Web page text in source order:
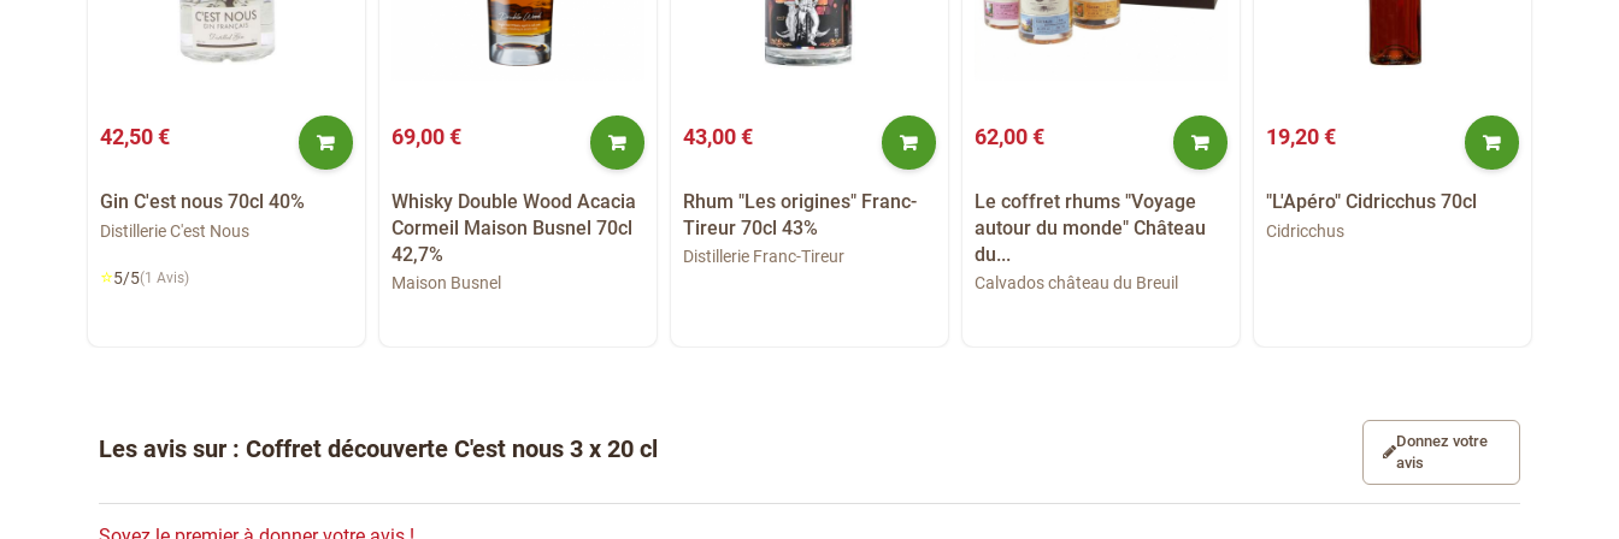
42,50 €
Gin C'est nous 70cl 40%
Distillerie C'est Nous
⭐5/5(1 Avis)
69,00 €
Whisky Double Wood Acacia
Cormeil Maison Busnel 70cl
42,7%
Maison Busnel
43,00 €
Rhum "Les origines" Franc-
Tireur 70cl 43%
Distillerie Franc-Tireur
62,00 €
Le coffret rhums "Voyage
autour du monde" Château
du...
Calvados château du Breuil
19,20 €
"L'Apéro" Cidricchus 70cl
Cidricchus
Les avis sur : Coffret découverte C'est nous 3 x 20 cl
Donnez votre
avis